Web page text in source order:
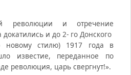
революции и отречение
и до 2- го Донского
новому стилю) 1917 года в
известие, переданное по
революция, царь свергнут!».